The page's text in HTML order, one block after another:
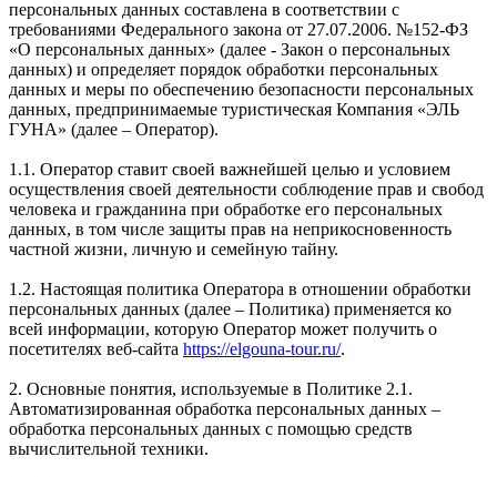
персональных данных составлена в соответствии с
требованиями Федерального закона от 27.07.2006. №152-ФЗ
«О персональных данных» (далее - Закон о персональных
данных) и определяет порядок обработки персональных
данных и меры по обеспечению безопасности персональных
данных, предпринимаемые туристическая Компания «ЭЛЬ
ГУНА» (далее – Оператор).
1.1. Оператор ставит своей важнейшей целью и условием
осуществления своей деятельности соблюдение прав и свобод
человека и гражданина при обработке его персональных
данных, в том числе защиты прав на неприкосновенность
частной жизни, личную и семейную тайну.
1.2. Настоящая политика Оператора в отношении обработки
персональных данных (далее – Политика) применяется ко
всей информации, которую Оператор может получить о
посетителях веб-сайта https://elgouna-tour.ru/.
2. Основные понятия, используемые в Политике 2.1.
Автоматизированная обработка персональных данных –
обработка персональных данных с помощью средств
вычислительной техники.